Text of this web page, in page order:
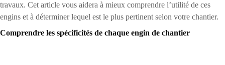
travaux. Cet article vous aidera à mieux comprendre l’utilité de ces
engins et à déterminer lequel est le plus pertinent selon votre chantier.
Comprendre les spécificités de chaque engin de chantier